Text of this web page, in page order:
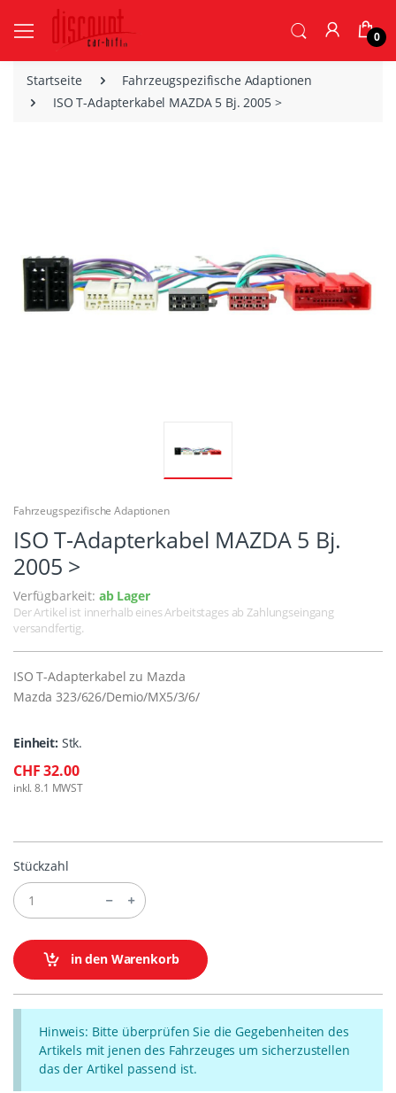
0
Startseite
Fahrzeugspezifische Adaptionen
ISO T-Adapterkabel MAZDA 5 Bj. 2005 >
Fahrzeugspezifische Adaptionen
ISO T-Adapterkabel MAZDA 5 Bj.
2005 >
Verfügbarkeit: ab Lager
Der Artikel ist innerhalb eines Arbeitstages ab Zahlungseingang
versandfertig.
ISO T-Adapterkabel zu Mazda
Mazda 323/626/Demio/MX5/3/6/
Einheit: Stk.
CHF 32.00
inkl. 8.1 MWST
Stückzahl
in den Warenkorb
Hinweis: Bitte überprüfen Sie die Gegebenheiten des
Artikels mit jenen des Fahrzeuges um sicherzustellen
das der Artikel passend ist.